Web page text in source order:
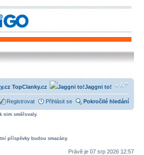
Jaggni to!
TopClanky.cz
Registrovat Přihlásit se Pokročilé hledání
nim směřovaly.
příspěvky budou smazány.
Právě je 07 srp 2026 12:57